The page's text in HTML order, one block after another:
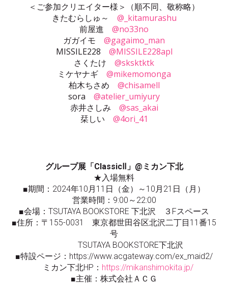
＜ご参加クリエイター様＞（順不同、敬称略）
きたむらしゅ～ @_kitamurashu
前屋進 @no33no
ガガイモ @gagaimo_man
MISSILE228 @MISSILE228apl
さくたけ @sksktktk
ミケヤナギ @mikemomonga
柏木ちさめ @chisamell
sora @atelier_umiyury
赤井さしみ @sas_akai
栞しい @4ori_41
グループ展「ClassicⅡ」@ミカン下北
★入場無料
■期間：2024年10月11日（金）～10月21日（月）
営業時間：9:00～22:00
■会場：TSUTAYA BOOKSTORE 下北沢 ３Fスペース
■住所：〒155-0031 東京都世田谷区北沢二丁目11番15
号
TSUTAYA BOOKSTORE下北沢
■特設ページ：https://www.acgateway.com/ex_maid2/
ミカン下北HP： https://mikanshimokita.jp/
■主催：株式会社ＡＣＧ